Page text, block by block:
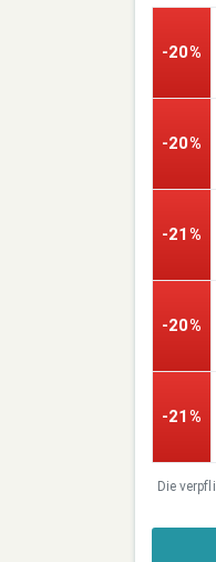
-20%
-20%
-21%
-20%
-21%
Die